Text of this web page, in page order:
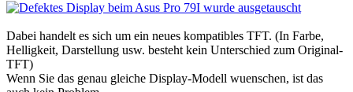
Dabei handelt es sich um ein neues kompatibles TFT. (In Farbe,
Helligkeit, Darstellung usw. besteht kein Unterschied zum Original-
TFT)
Wenn Sie das genau gleiche Display-Modell wuenschen, ist das